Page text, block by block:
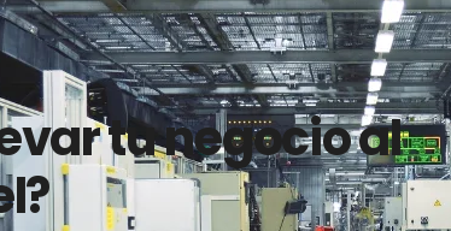
tu negocio al